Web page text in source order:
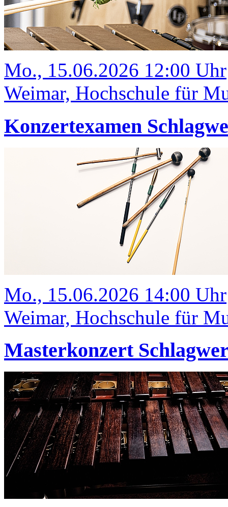
Mo., 15.06.2026 12:00 Uhr
Weimar, Hochschule für
Konzertexamen
Mo., 15.06.2026 14:00 Uhr
Weimar, Hochschule für
Masterkonzert